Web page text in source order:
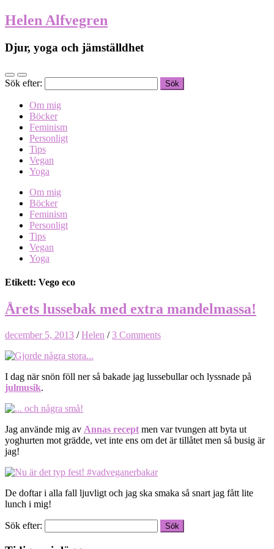
Helen Alfvegren
Djur, yoga och jämställdhet
Sök efter:
Om mig
Böcker
Feminism
Personligt
Tips
Vegan
Yoga
Om mig
Böcker
Feminism
Personligt
Tips
Vegan
Yoga
Etikett: Vego eco
Årets lussebak med extra mandelmassa!
december 5, 2013 /Helen /3 Comments
I dag när snön föll ner så bakade jag lussebullar och lyssnade på
julmusik.
Jag använde mig av Annas recept men var tvungen att byta ut
yoghurten mot grädde, vet inte ens om det är tillåtet men så busig är
jag!
De doftar i alla fall ljuvligt och jag ska smaka så snart jag fått lite
lunch i mig!
Sök efter: